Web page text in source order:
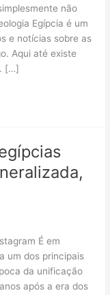
não
Egípcia é um
e notícias sobre as
Aqui até existe
[…]
É em
um dos principais
da unificação
após a era dos